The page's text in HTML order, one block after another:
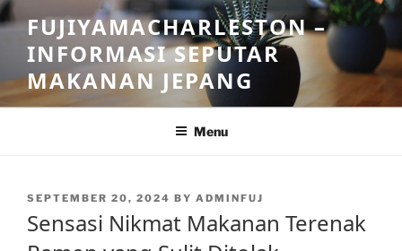
Skip
to
content
FUJIYAMACHARLESTON –
INFORMASI SEPUTAR
MAKANAN JEPANG
Menu
POSTED
SEPTEMBER 20, 2024 BY ADMINFUJ
Sensasi Nikmat Makanan Terenak